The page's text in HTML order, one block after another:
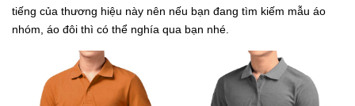
tiếng của thương hiệu này nên nếu bạn đang tìm kiếm mẫu áo
nhóm, áo đôi thì có thể nghía qua bạn nhé.